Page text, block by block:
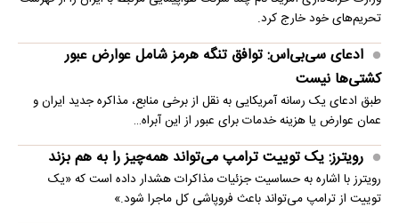
تحریم‌های خود خارج کرد.
ادعای سی‌بی‌اس: توافق تنگه هرمز شامل عوارض عبور
کشتی‌ها نیست
طبق ادعای یک رسانه آمریکایی به نقل از برخی منابع، مذاکره جدید ایران و
عمان عوارض یا هزینه خدمات برای عبور از این آبراه…
رویترز: یک توییت ترامپ می‌تواند همه‌چیز را به هم بزند
رویترز با اشاره به حساسیت جزئیات مذاکرات هشدار داده است که «یک
توییت از ترامپ می‌تواند باعث فروپاشی کل ماجرا شود.»